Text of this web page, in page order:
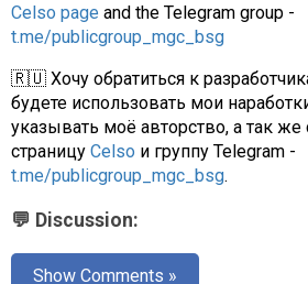
Celso page and the Telegram group -
t.me/publicgroup_mgc_bsg
🇷🇺 Хочу обратиться к
будете использовать мои
указывать моё авторство, а так
страницу Celso и группу Telegram -
t.me/publicgroup_mgc_bsg.
💬 Discussion:
Show Comments »